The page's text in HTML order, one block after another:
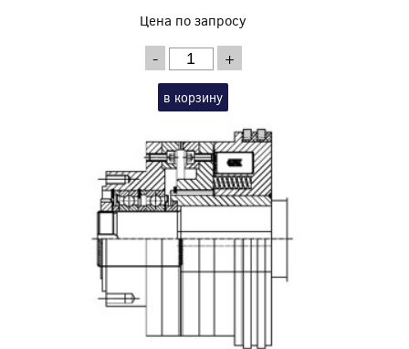
Цена по запросу
- +
в корзину